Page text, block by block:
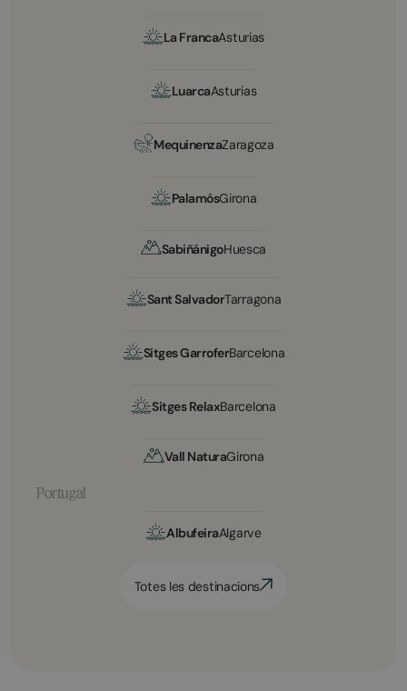
La FrancaAsturias
LuarcaAsturias
MequinenzaZaragoza
PalamósGirona
SabiñánigoHuesca
Sant SalvadorTarragona
Sitges GarroferBarcelona
Sitges RelaxBarcelona
Vall NaturaGirona
Portugal
AlbufeiraAlgarve
Totes les destinacions